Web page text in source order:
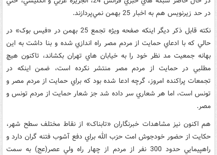
در حد زيرنويس هم به اخبار 25 بهمن نمي‌پردازند.
نکته قابل ذکر ديگر اينکه صفحه ويژه تجمع 25 بهمن در «فيس بوک» در
حالي که با ادعاي حمايت از مردم مصر راه‌ اندازي شده و بنا داشت به اين
بهانه جمعيت مد نظر خود را به خيابان هاي تهران بکشاند، تاکنون هيچ
مطلبي در حمايت از مردم مصر منتشر نکرده است، ضمن اينکه در
تجمعات پراکنده امروز، گرچه ادعا شده بود که براي حمايت از مردم مصر و
تونس است، اما هر شعاري سر داده شد جز شعار حمايت از مردم تونس و
مصر.
هم اکنون نيز مشاهدات خبرنگاران «تابناک» از نقاط مختلف سطح شهر،
حکايت از حضور خودجوش امت حزب الله براي دفع آشوب فتنه گران دارد و
راهپيمايي حدود ‏300‏ نفر از مردم از چهار راه ولي عصر(عج) به سمت